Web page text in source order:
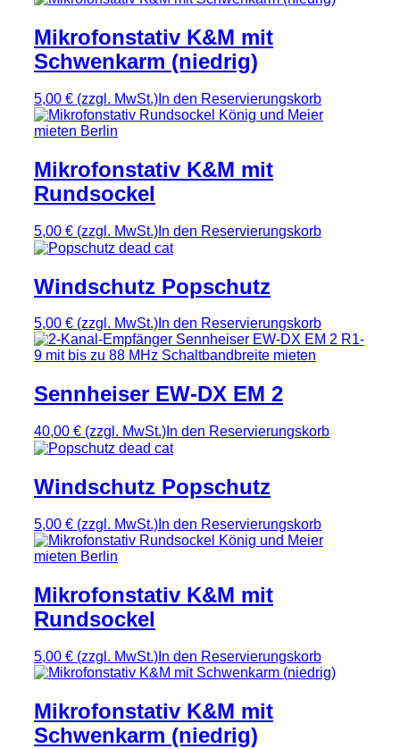
Mikrofonstativ K&M mit
Schwenkarm (niedrig)
5,00 € (zzgl. MwSt.) In den Reservierungskorb
Mikrofonstativ K&M mit
Rundsockel
5,00 € (zzgl. MwSt.) In den Reservierungskorb
Windschutz Popschutz
5,00 € (zzgl. MwSt.) In den Reservierungskorb
Sennheiser EW-DX EM 2
40,00 € (zzgl. MwSt.) In den Reservierungskorb
Windschutz Popschutz
5,00 € (zzgl. MwSt.) In den Reservierungskorb
Mikrofonstativ K&M mit
Rundsockel
5,00 € (zzgl. MwSt.) In den Reservierungskorb
Mikrofonstativ K&M mit
Schwenkarm (niedrig)